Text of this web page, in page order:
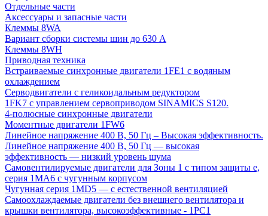
Отдельные части
Аксессуары и запасные части
Клеммы 8WA
Вариант сборки системы шин до 630 A
Клеммы 8WH
Приводная техника
Встраиваемые синхронные двигатели 1FE1 с водяным
охлаждением
Серводвигатели с геликоидальным редуктором
1FK7 с управлением сервоприводом SINAMICS S120.
4-полюсные синхронные двигатели
Моментные двигатели 1FW6
Линейное напряжение 400 В, 50 Гц – Высокая эффективность.
Линейное напряжение 400 В, 50 Гц — высокая
эффективность — низкий уровень шума
Самовентилируемые двигатели для Зоны 1 с типом защиты e,
серия 1MA6 с чугунным корпусом
Чугунная серия 1MD5 — с естественной вентиляцией
Самоохлаждаемые двигатели без внешнего вентилятора и
крышки вентилятора, высокоэффективные - 1PC1